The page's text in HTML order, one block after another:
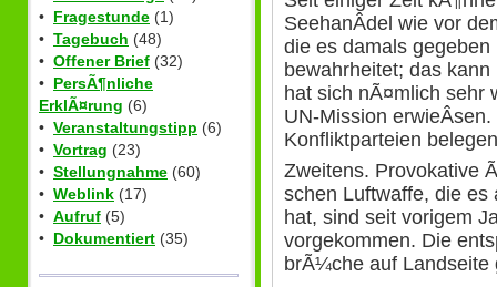
• Fragestunde (1)
• Tagebuch (48)
• Offener Brief (32)
• PersÃ¶nliche
ErklÃ¤rung (6)
• Veranstaltungstipp (6)
• Vortrag (23)
• Stellungnahme (60)
• Weblink (17)
• Aufruf (5)
• Dokumentiert (35)
SeehanÂ­del wie vor
die es damals
bewahrheitet; das
hat sich nÃ¤mlich sehr
UN-Mission
Konfliktparteien
Zweitens. Provokative
schen Luftwaffe, die es
hat, sind seit vorigem
vorgekommen. Die
brÃ¼che auf Landseite